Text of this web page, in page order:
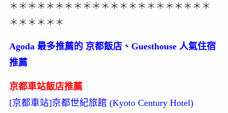
＊＊＊＊＊＊＊＊＊＊＊＊＊＊＊＊＊＊＊＊＊＊
＊＊＊＊＊＊
Agoda 最多推薦的 京都飯店、Guesthouse 人氣住宿
推薦
京都車站飯店推薦
[京都車站]京都世紀旅館 (Kyoto Century Hotel)